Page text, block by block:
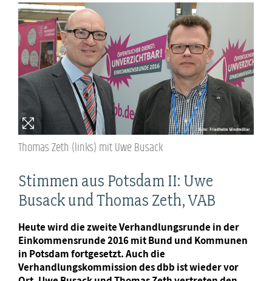
Thomas Zeth (links) mit Uwe Busack
Stimmen aus Potsdam II: Uwe
Busack und Thomas Zeth, VAB
Heute wird die zweite Verhandlungsrunde in der
Einkommensrunde 2016 mit Bund und Kommunen
in Potsdam fortgesetzt. Auch die
Verhandlungskommission des dbb ist wieder vor